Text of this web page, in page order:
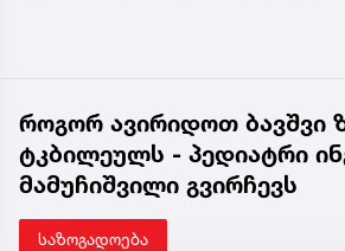
როგორ ავირიდოთ ბავშვი
ტკბილეულს - პედიატრი
მამუჩიშვილი გვირჩევს
საზოგადოება